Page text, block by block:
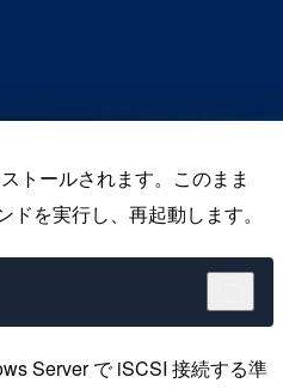
トールされます。このまま
を実行し、再起動します。
Server で iSCSI 接続する準